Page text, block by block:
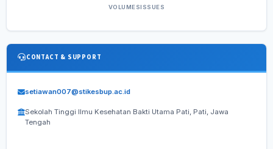
VOLUMESISSUES
CONTACT & SUPPORT
setiawan007@stikesbup.ac.id
Sekolah Tinggi Ilmu Kesehatan Bakti Utama Pati, Pati, Jawa
Tengah